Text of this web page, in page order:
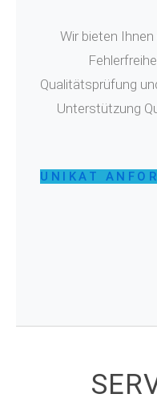
Wir bieten
Qualitätsprüfung
Unterstützung
UNIKAT